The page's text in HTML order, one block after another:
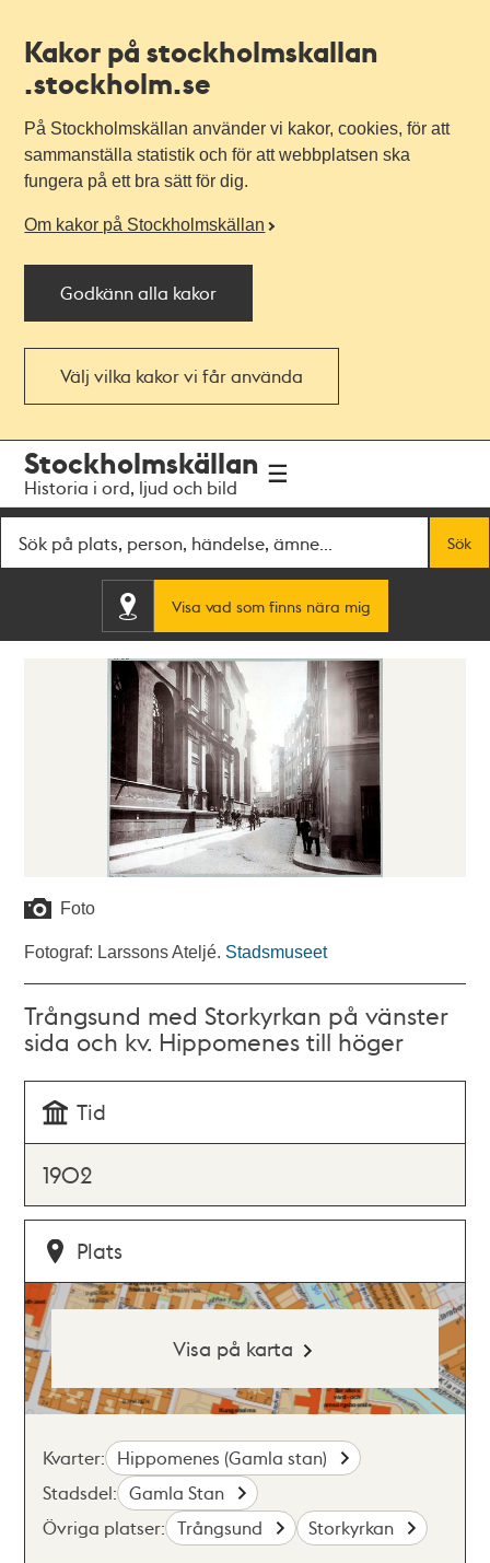
Kakor på stockholmskallan
.stockholm.se
På Stockholmskällan använder vi kakor, cookies, för att
sammanställa statistik och för att webbplatsen ska
fungera på ett bra sätt för dig.
Om kakor på Stockholmskällan
Godkänn alla kakor
Välj vilka kakor vi får använda
navigationen
huvudinnehållet
Stockholmskällan
Historia i ord, ljud och bild
Sök
Visa vad som finns nära mig
Foto
Fotograf: Larssons Ateljé. Stadsmuseet
Trångsund med Storkyrkan på vänster
sida och kv. Hippomenes till höger
Tid
1902
Plats
Visa på karta
Kvarter: Hippomenes (Gamla stan)
Stadsdel: Gamla Stan
Övriga platser: Trångsund Storkyrkan